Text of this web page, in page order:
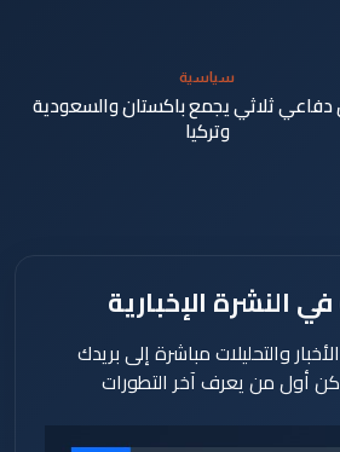
سياسية
دفاعي ثلاثي يجمع باكستان والسعودية
وتركيا
النشرة الإخبارية
والتحليلات مباشرة إلى بريدك
أول من يعرف آخر التطورات